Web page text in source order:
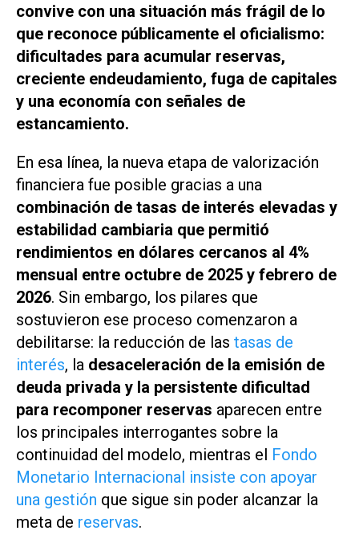
convive con una situación más frágil de lo
que reconoce públicamente el oficialismo:
dificultades para acumular reservas,
creciente endeudamiento, fuga de capitales
y una economía con señales de
estancamiento.
En esa línea, la nueva etapa de valorización
financiera fue posible gracias a una
combinación de tasas de interés elevadas y
estabilidad cambiaria que permitió
rendimientos en dólares cercanos al 4%
mensual entre octubre de 2025 y febrero de
2026. Sin embargo, los pilares que
sostuvieron ese proceso comenzaron a
debilitarse: la reducción de las tasas de
interés, la desaceleración de la emisión de
deuda privada y la persistente dificultad
para recomponer reservas aparecen entre
los principales interrogantes sobre la
continuidad del modelo, mientras el Fondo
Monetario Internacional insiste con apoyar
una gestión que sigue sin poder alcanzar la
meta de reservas.